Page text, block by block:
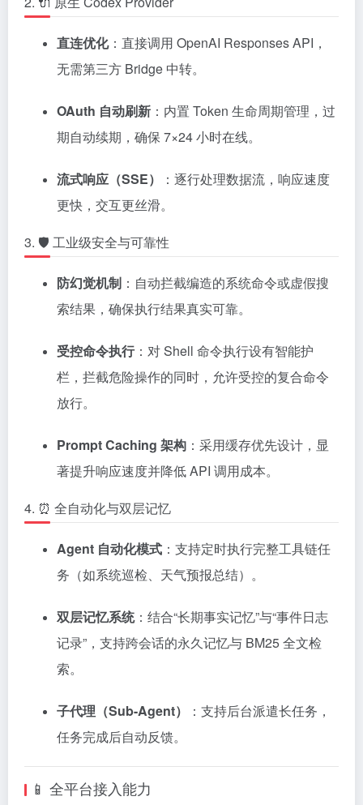
直连优化：直接调用 OpenAI Responses API，
无需第三方 Bridge 中转。
OAuth 自动刷新 ：内置 Token 生命周期管理，过
期自动续期，确保 7×24 小时在线。
流式响应（SSE）
：逐行处理数据流，响应速度
更快，交互更丝滑。
3. 🛡️ 工业级安全与可靠性
防幻觉机制 ：自动拦截编造的系统命令或虚假搜
索结果，确保执行结果真实可靠。
受控命令执行：对 Shell 命令执行设有智能护
栏，拦截危险操作的同时，允许受控的复合命令
放行。
Prompt Caching 架构 ：采用缓存优先设计，显
著提升响应速度并降低 API 调用成本。
4. ⏰ 全自动化与双层记忆
Agent 自动化模式 ：支持定时执行完整工具链任
务（如系统巡检、天气预报总结）。
双层记忆系统：结合“长期事实记忆”与“事件日志
记录”，支持跨会话的永久记忆与 BM25 全文检
索。
子代理（Sub-Agent）
：支持后台派遣长任务，
任务完成后自动反馈。
📱 全平台接入能力